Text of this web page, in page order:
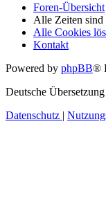
Foren-Übersicht
Alle Zeiten sind
Alle Cookies
Kontakt
Powered by phpBB®
Deutsche
Datenschutz |